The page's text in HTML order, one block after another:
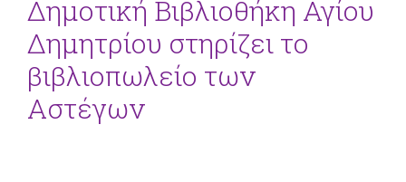
Δημοτική Βιβλιοθήκη Αγίου
Δημητρίου στηρίζει το
βιβλιοπωλείο των
Αστέγων